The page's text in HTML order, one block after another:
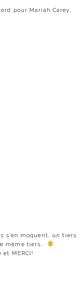
pour Mariah Carey,
s’en moquent, un tiers
même tiers..
MERCI!